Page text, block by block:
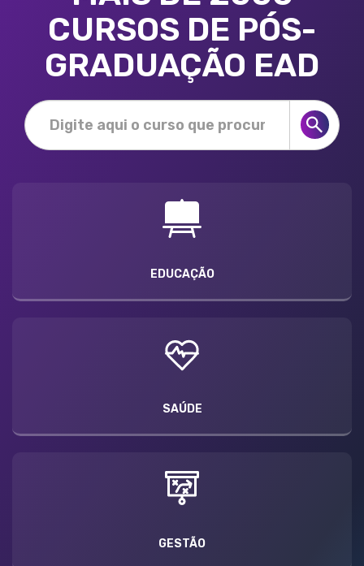
CURSOS DE PÓS-
GRADUAÇÃO EAD
EDUCAÇÃO
SAÚDE
GESTÃO